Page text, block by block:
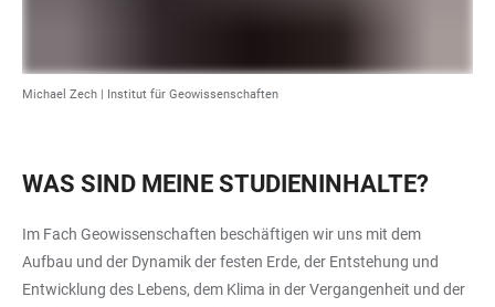
Michael Zech | Institut für Geowissenschaften
WAS SIND MEINE STUDIENINHALTE?
Im Fach Geowissenschaften beschäftigen wir uns mit dem
Aufbau und der Dynamik der festen Erde, der Entstehung und
Entwicklung des Lebens, dem Klima in der Vergangenheit und der